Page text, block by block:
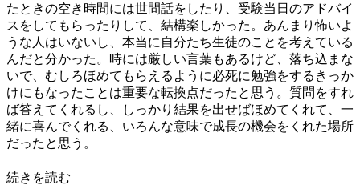
たときの空き時間には世間話をしたり、受験当日のアドバイ
スをしてもらったりして、結構楽しかった。あんまり怖いよ
うな人はいないし、本当に自分たち生徒のことを考えている
んだと分かった。時には厳しい言葉もあるけど、落ち込まな
いで、むしろほめてもらえるように必死に勉強をするきっか
けにもなったことは重要な転換点だったと思う。質問をすれ
ば答えてくれるし、しっかり結果を出せばほめてくれて、一
緒に喜んでくれる、いろんな意味で成長の機会をくれた場所
だったと思う。
続きを読む